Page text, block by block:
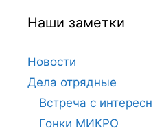
Наши заметки
Новости
Дела отрядные
Встреча с
Гонки МИКРО